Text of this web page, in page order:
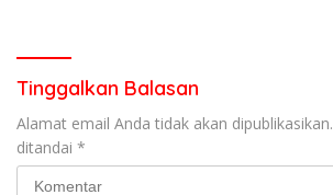
Tinggalkan Balasan
Alamat email Anda tidak akan dipublikasikan.
ditandai *